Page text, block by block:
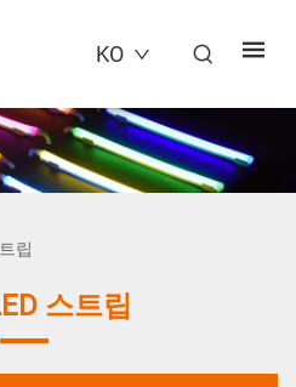
KO
립
스트립